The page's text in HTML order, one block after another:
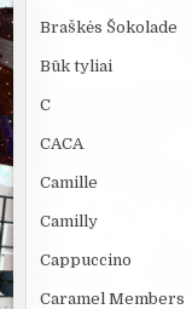
Braškės Šokolade
Būk tyliai
C
CACA
Camille
Camilly
Cappuccino
Caramel Members